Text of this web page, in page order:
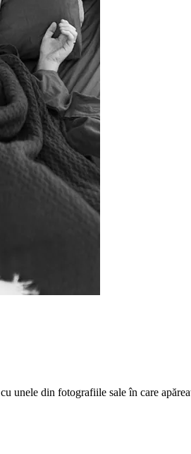
unele din fotografiile sale în care